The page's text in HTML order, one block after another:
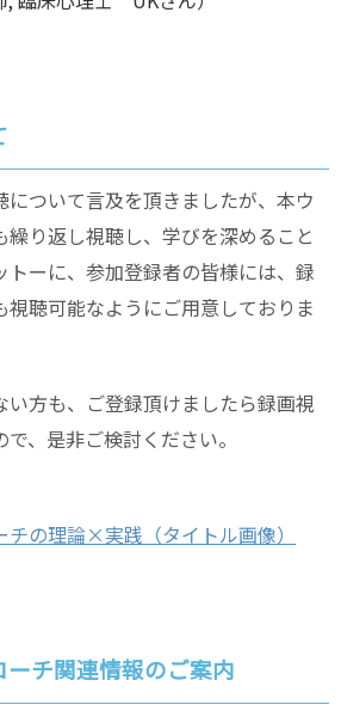
について言及を頂きましたが、本ウ
繰り返し視聴し、学びを深めること
ーに、参加登録者の皆様には、録
聴可能なようにご用意しておりま
い方も、ご登録頂けましたら録画視
、是非ご検討ください。
ーチ関連情報のご案内